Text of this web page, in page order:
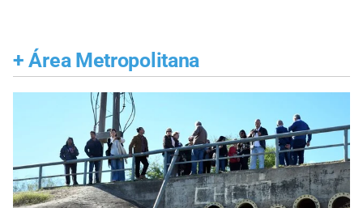
+ Área Metropolitana